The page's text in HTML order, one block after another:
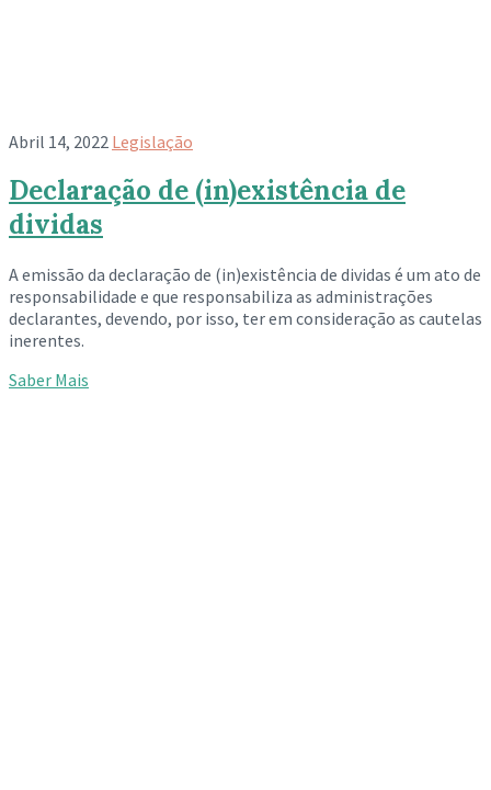
Abril 14, 2022 Legislação
Declaração de (in)existência de
dividas
A emissão da declaração de (in)existência de dividas é um ato de
responsabilidade e que responsabiliza as administrações
declarantes, devendo, por isso, ter em consideração as cautelas
inerentes.
Saber Mais